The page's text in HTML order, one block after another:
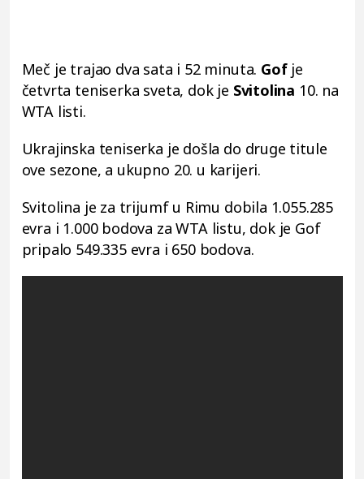
Meč je trajao dva sata i 52 minuta. Gof je
četvrta teniserka sveta, dok je Svitolina 10. na
WTA listi.
Ukrajinska teniserka je došla do druge titule
ove sezone, a ukupno 20. u karijeri.
Svitolina je za trijumf u Rimu dobila 1.055.285
evra i 1.000 bodova za WTA listu, dok je Gof
pripalo 549.335 evra i 650 bodova.